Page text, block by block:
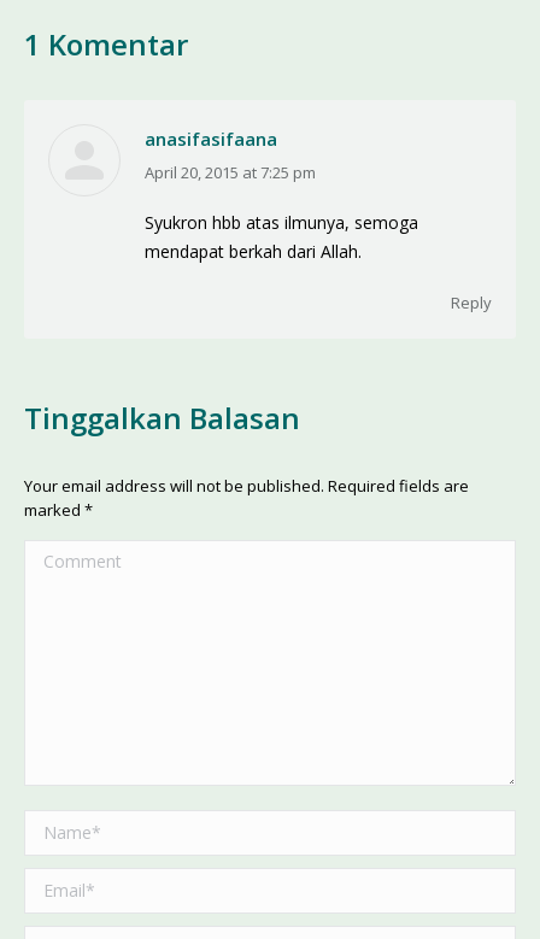
1 Komentar
anasifasifaana
says:
April 20, 2015 at 7:25 pm
Syukron hbb atas ilmunya, semoga
mendapat berkah dari Allah.
Reply
Tinggalkan Balasan
Your email address will not be published. Required fields are
marked *
Comment
Name *
Email *